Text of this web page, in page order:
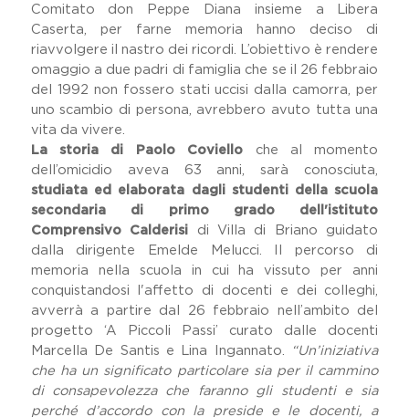
Comitato don Peppe Diana insieme a Libera
Caserta, per farne memoria hanno deciso di
riavvolgere il nastro dei ricordi. L’obiettivo è rendere
omaggio a due padri di famiglia che se il 26 febbraio
del 1992 non fossero stati uccisi dalla camorra, per
uno scambio di persona, avrebbero avuto tutta una
vita da vivere.
La storia di Paolo Coviello che al momento
dell’omicidio aveva 63 anni, sarà conosciuta,
studiata ed elaborata dagli studenti della scuola
secondaria di primo grado dell'istituto
Comprensivo Calderisi di Villa di Briano guidato
dalla dirigente Emelde Melucci. Il percorso di
memoria nella scuola in cui ha vissuto per anni
conquistandosi l'affetto di docenti e dei colleghi,
avverrà a partire dal 26 febbraio nell’ambito del
progetto ‘A Piccoli Passi’ curato dalle docenti
Marcella De Santis e Lina Ingannato.
“Un’iniziativa
che ha un significato particolare sia per il cammino
di consapevolezza che faranno gli studenti e sia
perché d’accordo con la preside e le docenti, a